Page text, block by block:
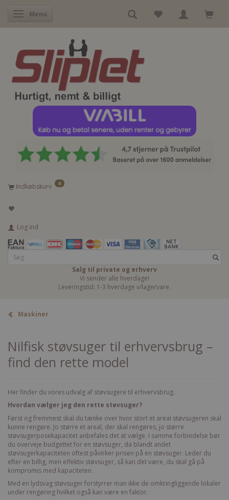
Skifte navigation
Menu
Indkøbskurv 0
Log ind
Salg til private og erhverv
Vi sender alle hverdage!
Leveringstid: 1-3 hverdage v/lagervare.
Maskiner
Nilfisk støvsuger til erhvervsbrug –
find den rette model
Her finder du vores udvalg af støvsugere til erhvervsbrug.
Hvordan vælger jeg den rette støvsuger?
Først og fremmest skal du tænke over hvor stort et areal støvsugeren skal
kunne rengøre. Jo større et areal, der skal rengøres, jo større
støvsugerposekapacitet anbefales det at vælge. I samme forbindelse bør
du overveje budgettet for en støvsuger, da blandt andet
støvsugerkapaciteten oftest påvirker prisen på en støvsuger. Leder du
efter en billig, men effektiv støvsuger, så kan det være, du skal gå på
kompromis med kapaciteten.
Med en lydsvag støvsuger forstyrrer man ikke de omkringliggende lokaler
under rengøring hvilket også kan være en faktor.